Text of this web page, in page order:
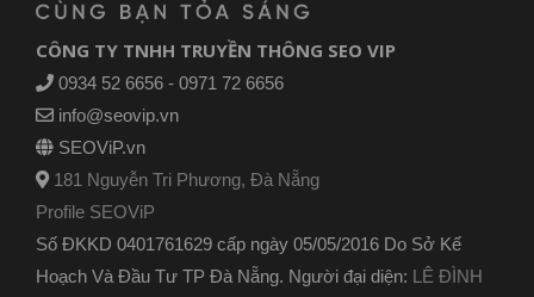
CÔNG TY TNHH TRUYỀN THÔNG SEO VIP
0934 52 6656 - 0971 72 6656
info@seovip.vn
SEOViP.vn
181 Nguyễn Tri Phương, Đà Nẵng
Profile SEOViP
Số ĐKKD 0401761629 cấp ngày 05/05/2016 Do Sở Kế
Hoạch Và Đầu Tư TP Đà Nẵng. Người đại diện: LÊ ĐÌNH